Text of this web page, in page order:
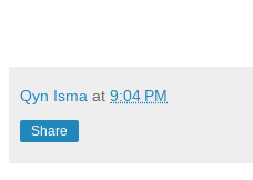
Qyn Isma at 9:04 PM
Share